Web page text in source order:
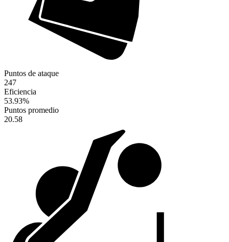
Puntos de ataque
247
Eficiencia
53.93%
Puntos promedio
20.58